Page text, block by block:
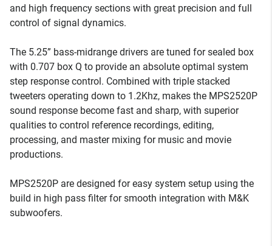
and high frequency sections with great precision and full
control of signal dynamics.
The 5.25” bass-midrange drivers are tuned for sealed box
with 0.707 box Q to provide an absolute optimal system
step response control. Combined with triple stacked
tweeters operating down to 1.2Khz, makes the MPS2520P
sound response become fast and sharp, with superior
qualities to control reference recordings, editing,
processing, and master mixing for music and movie
productions.
MPS2520P are designed for easy system setup using the
build in high pass filter for smooth integration with M&K
subwoofers.